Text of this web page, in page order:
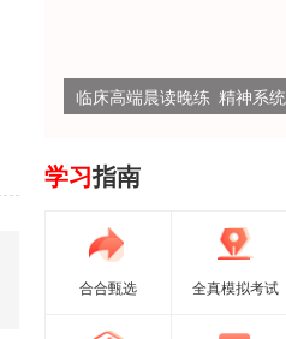
临床高端晨读晚练 精神系统
学习指南
合合甄选 全真模拟考试